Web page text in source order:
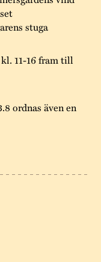
kehitys
tilat
Hemmer
stuga
11-16 fram till
ordnas även en